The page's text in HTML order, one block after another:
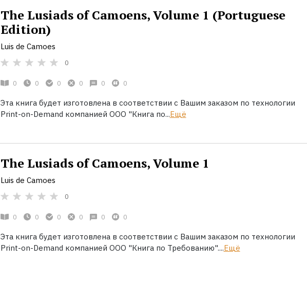
The Lusiads of Camoens, Volume 1 (Portuguese
Edition)
Luis de Camoes
0
0 0 0 0 0 0
Эта книга будет изготовлена в соответствии с Вашим заказом по технологии
Print-on-Demand компанией ООО "Книга по...Ещё
The Lusiads of Camoens, Volume 1
Luis de Camoes
0
0 0 0 0 0 0
Эта книга будет изготовлена в соответствии с Вашим заказом по технологии
Print-on-Demand компанией ООО "Книга по Требованию"....Ещё